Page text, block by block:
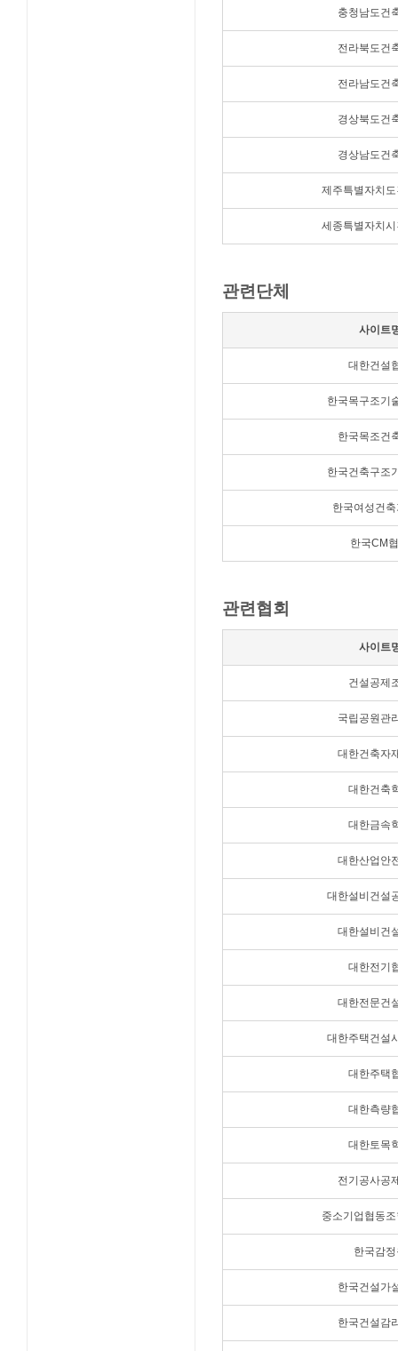
충청남도건
전라북도건
전라남도건
경상북도건
경상남도건
제주특별자치
세종특별자치
관련단체
사이트
대한건설
한국목구조기
한국목조건
한국건축구조
한국여성건
한국CM
관련협회
사이트
건설공제
국립공원관
대한건축자
대한건축
대한금속
대한산업안
대한설비건설
대한설비건
대한전기
대한전문건
대한주택건설
대한주택
대한측량
대한토목
전기공사공
중소기업협동
한국감정
한국건설가
한국건설감